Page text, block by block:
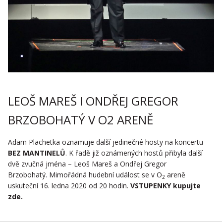
LEOŠ MAREŠ I ONDŘEJ GREGOR
BRZOBOHATÝ V O2 ARENĚ
Adam Plachetka oznamuje další jedinečné hosty na koncertu
BEZ MANTINELŮ. K řadě již oznámených hostů přibyla další
dvě zvučná jména – Leoš Mareš a Ondřej Gregor
Brzobohatý. Mimořádná hudební událost se v O2 areně
uskuteční 16. ledna 2020 od 20 hodin. VSTUPENKY kupujte
zde.